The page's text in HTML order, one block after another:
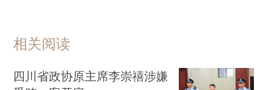
相关阅读
四川省政协原主席李崇禧涉嫌